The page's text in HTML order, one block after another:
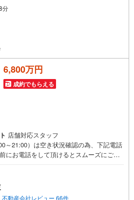
分
6,800万円
成約でもらえる
店舗対応スタッフ
～21:00）は空き状況確認の為、下記電話
にお電話をして頂けるとスムーズにご案
▽ご購入後もお客様の人生のパートナー
安心」を守り続けます。【Yahoo！ 不動
象店舗】当店で物件を成約するとPayPay
不動産会社レビュー 66件